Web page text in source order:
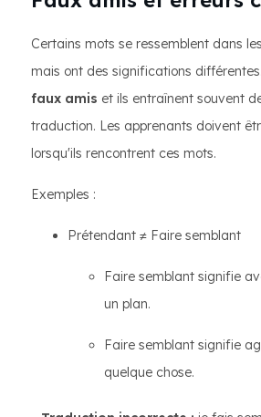
Certains mots se ressemblent dans
mais ont des significations
faux amis et ils entraînent souvent
traduction. Les apprenants doivent
lorsqu'ils rencontrent ces mots.
Exemples :
Prétendant ≠ Faire semblant
Faire semblant signifie
un plan.
Faire semblant signifie
quelque chose.